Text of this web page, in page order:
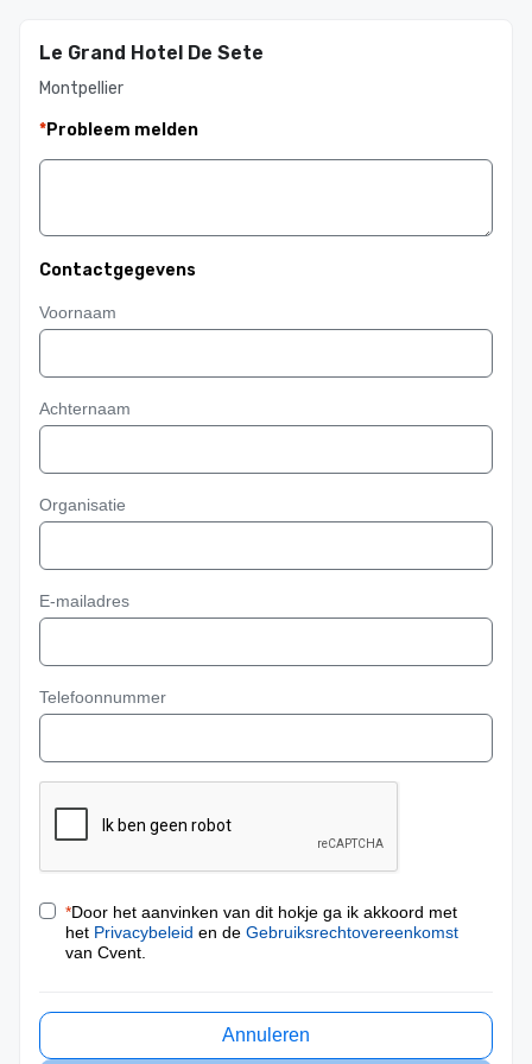
Le Grand Hotel De Sete
Montpellier
*Probleem melden
Contactgegevens
Voornaam
Achternaam
Organisatie
E-mailadres
Telefoonnummer
*Door het aanvinken van dit hokje ga ik akkoord met
het Privacybeleid en de Gebruiksrechtovereenkomst
van Cvent.
Annuleren